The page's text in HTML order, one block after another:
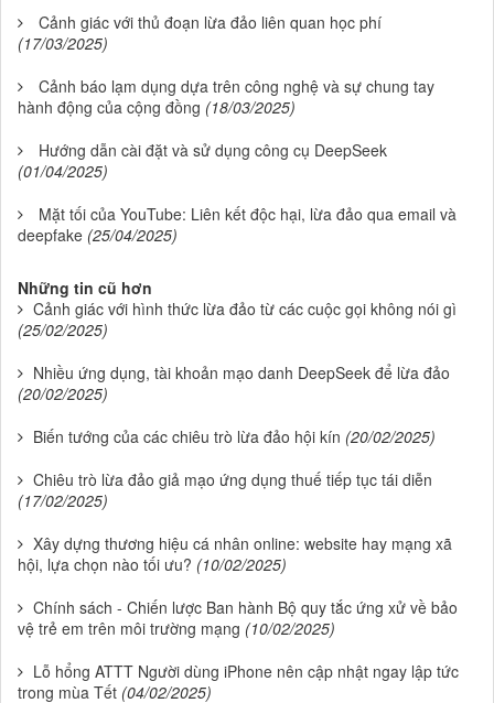
Cảnh giác với thủ đoạn lừa đảo liên quan học phí
(17/03/2025)
Cảnh báo lạm dụng dựa trên công nghệ và sự chung tay
hành động của cộng đồng (18/03/2025)
Hướng dẫn cài đặt và sử dụng công cụ DeepSeek
(01/04/2025)
Mặt tối của YouTube: Liên kết độc hại, lừa đảo qua email và
deepfake (25/04/2025)
Những tin cũ hơn
Cảnh giác với hình thức lừa đảo từ các cuộc gọi không nói gì
(25/02/2025)
Nhiều ứng dụng, tài khoản mạo danh DeepSeek để lừa đảo
(20/02/2025)
Biến tướng của các chiêu trò lừa đảo hội kín (20/02/2025)
Chiêu trò lừa đảo giả mạo ứng dụng thuế tiếp tục tái diễn
(17/02/2025)
Xây dựng thương hiệu cá nhân online: website hay mạng xã
hội, lựa chọn nào tối ưu? (10/02/2025)
Chính sách - Chiến lược Ban hành Bộ quy tắc ứng xử về bảo
vệ trẻ em trên môi trường mạng (10/02/2025)
Lỗ hổng ATTT Người dùng iPhone nên cập nhật ngay lập tức
trong mùa Tết (04/02/2025)